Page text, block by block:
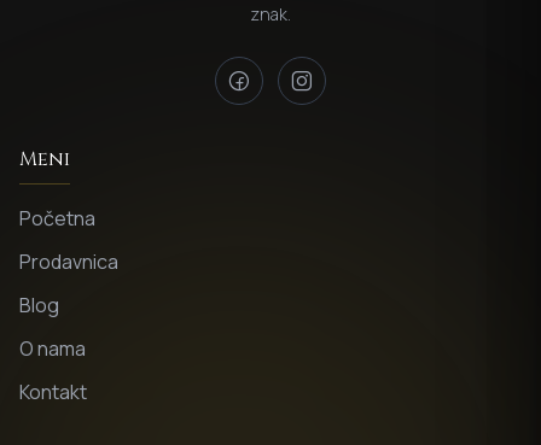
znak.
Meni
Početna
Prodavnica
Blog
O nama
Kontakt